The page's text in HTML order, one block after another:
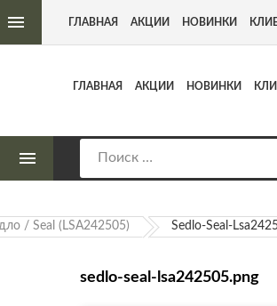
оружия Адрес: г. Москва,
ГЛАВНАЯ АКЦИИ НОВИНКИ
ГЛАВНАЯ АКЦИИ НОВИНКИ
/ Seal (LSA242505) Sedlo-Seal-
sedlo-seal-lsa242505.png